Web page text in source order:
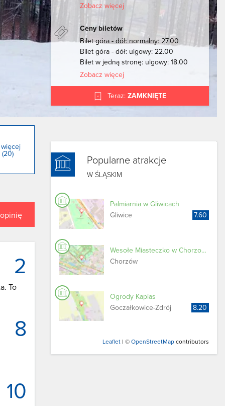
Zobacz więcej
Ceny biletów
Bilet góra - dół: normalny: 27.00
Bilet góra - dół: ulgowy: 22.00
Bilet w jedną stronę: ulgowy: 18.00
Zobacz więcej
Teraz: ZAMKNIĘTE
2
To
8
10
Popularne atrakcje
W ŚLĄSKIM
Palmiarnia w Gliwicach
Gliwice
7.60
Wesołe Miasteczko w Chorzowie - Legendia
Chorzów
Ogrody Kapias
Goczałkowice-​Zdrój
8.20
Leaflet| ©OpenStreetMapcontributors